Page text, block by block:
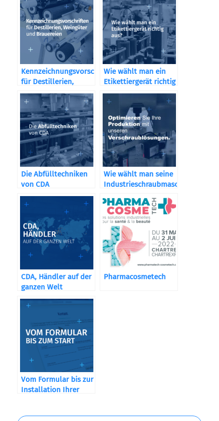
Kennzeichnungsvorschriften
für Destillerien,
Weingüter und
Brauereien
Wie wählt man ein
Etikettiergerät richtig
aus?
Die Abfülltechniken
von CDA
Wie wählt man seine
Industrieschraubmaschine
CDA, Händler auf der
ganzen Welt
Pharmacosmetech
Vom Formular bis zur
Installation Ihrer